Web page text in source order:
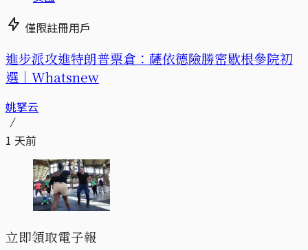
僅限註冊用戶
進步派攻進特朗普票倉：薩依德險勝密歇根參院初
選｜Whatsnew
姚拏云
1 天前
立即領取電子報